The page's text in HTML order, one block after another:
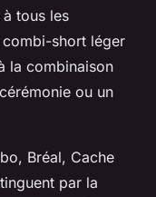
tous les
short léger
la combinaison
ou un
Bréal, Cache
par la